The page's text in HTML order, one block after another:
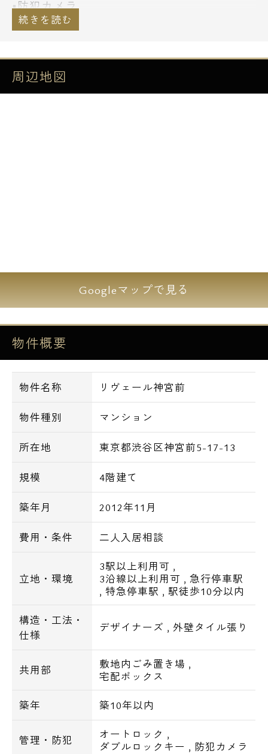
■防犯カメラ
■ダブルロックキー
■エアコン
■ウォシュレット
■追い焚き機能付きオートバス
駅 / 徒歩６分
東京メトロ銀座線・千代田線 表参道駅 /
徒歩９分
JR山手線・埼京線・東急東横線・東京メトロ
銀座線・半蔵門線・副都心線・東急田園都市
線・湘南新宿ライン・京王井の頭線 渋谷
駅 / 徒歩９分
JR山手線 原宿駅 / 徒歩９分
■周辺環境■
・キャットストリートまで徒歩１分
・郵便局まで徒歩３分
・ファミリーマートまで徒歩３分
・ラフォーレ原宿まで徒歩６分
周辺地図
Googleマップで見る
物件概要
物件名称 リヴェール神宮前
物件種別 マンション
所在地 東京都渋谷区神宮前5-17-13
規模 4階建て
築年月 2012年11月
費用・条件 二人入居相談
立地・環境
3駅以上利用可 ,
3沿線以上利用可 , 急行停車駅
, 特急停車駅 , 駅徒歩10分以内
構造・工法・
仕様
デザイナーズ , 外壁タイル張り
共用部 敷地内ごみ置き場 ,
宅配ボックス
築年 築10年以内
管理・防犯 オートロック ,
ダブルロックキー , 防犯カメラ